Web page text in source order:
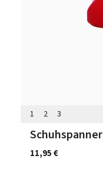
1 2 3
Schuhspanner
11,95 €